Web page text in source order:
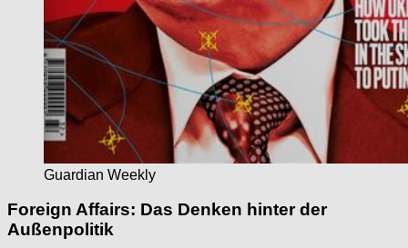
Guardian Weekly
Foreign Affairs: Das Denken hinter der
Außenpolitik